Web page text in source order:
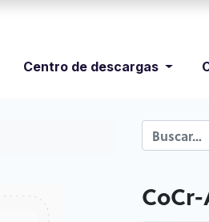
Centro de descargas